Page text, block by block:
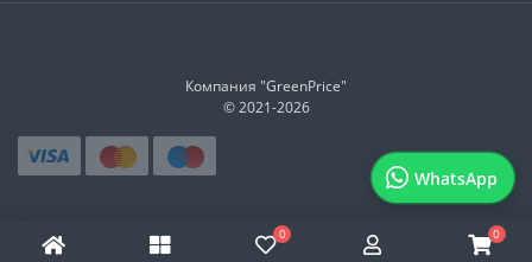
0 0
WhatsApp
Компания "GreenPrice"
© 2021-2026